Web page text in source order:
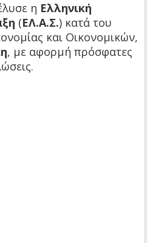
η Ελληνική
(ΕΛ.Α.Σ.) κατά του
και Οικονομικών,
, με αφορμή πρόσφατες